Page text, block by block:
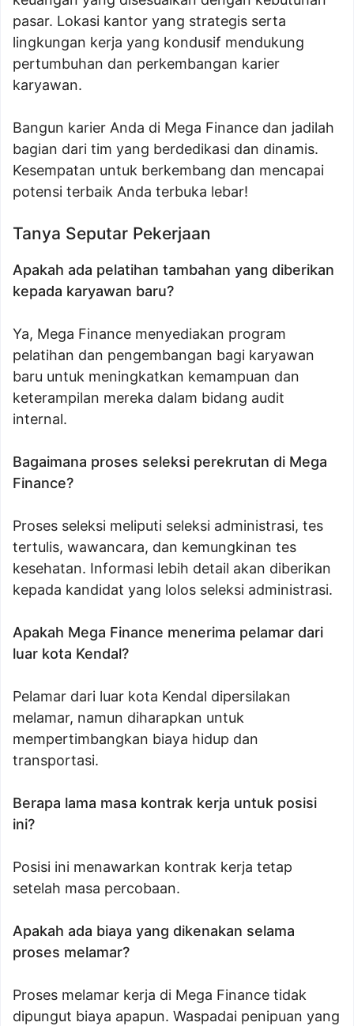
pasar. Lokasi kantor yang strategis serta
lingkungan kerja yang kondusif mendukung
pertumbuhan dan perkembangan karier
karyawan.
Bangun karier Anda di Mega Finance dan jadilah
bagian dari tim yang berdedikasi dan dinamis.
Kesempatan untuk berkembang dan mencapai
potensi terbaik Anda terbuka lebar!
Tanya Seputar Pekerjaan
Apakah ada pelatihan tambahan yang diberikan
kepada karyawan baru?
Ya, Mega Finance menyediakan program
pelatihan dan pengembangan bagi karyawan
baru untuk meningkatkan kemampuan dan
keterampilan mereka dalam bidang audit
internal.
Bagaimana proses seleksi perekrutan di Mega
Finance?
Proses seleksi meliputi seleksi administrasi, tes
tertulis, wawancara, dan kemungkinan tes
kesehatan. Informasi lebih detail akan diberikan
kepada kandidat yang lolos seleksi administrasi.
Apakah Mega Finance menerima pelamar dari
luar kota Kendal?
Pelamar dari luar kota Kendal dipersilakan
melamar, namun diharapkan untuk
mempertimbangkan biaya hidup dan
transportasi.
Berapa lama masa kontrak kerja untuk posisi
ini?
Posisi ini menawarkan kontrak kerja tetap
setelah masa percobaan.
Apakah ada biaya yang dikenakan selama
proses melamar?
Proses melamar kerja di Mega Finance tidak
dipungut biaya apapun. Waspadai penipuan yang